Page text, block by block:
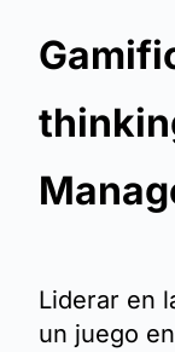
Liderar en
un juego